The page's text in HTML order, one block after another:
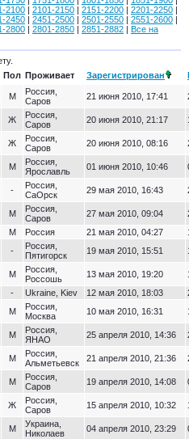
2100 | 2101-2150 | 2151-2200 | 2201-2250 |
2450 | 2451-2500 | 2501-2550 | 2551-2600 |
2800 | 2801-2850 | 2851-2882 | Все на
Пол Проживает Зарегистрирован
М
Россия,
Саров
21 июня 2010, 17:41
Ж
Россия,
Саров
20 июня 2010, 21:17
Ж
Россия,
Саров
20 июня 2010, 08:16
М
Россия,
Ярославль
01 июня 2010, 10:46
-
Россия,
СаОрск
29 мая 2010, 16:43
М
Россия,
Саров
27 мая 2010, 09:04
М Россия 21 мая 2010, 04:27
-
Россия,
Пятигорск
19 мая 2010, 15:51
М
Россия,
Россошь
13 мая 2010, 19:20
- Ukraine, Kiev 12 мая 2010, 18:03
М
Россия,
Москва
10 мая 2010, 16:31
М
Россия,
ЯНАО
25 апреля 2010, 14:36
М
Россия,
Альметьевск
21 апреля 2010, 21:36
М
Россия,
Саров
19 апреля 2010, 14:08
Ж
Россия,
Саров
15 апреля 2010, 10:32
М
Украина,
Николаев
04 апреля 2010, 23:29